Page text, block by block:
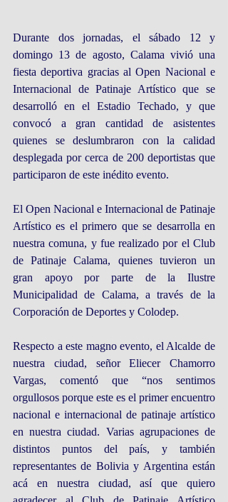
Durante dos jornadas, el sábado 12 y
domingo 13 de agosto, Calama vivió una
fiesta deportiva gracias al Open Nacional e
Internacional de Patinaje Artístico que se
desarrolló en el Estadio Techado, y que
convocó a gran cantidad de asistentes
quienes se deslumbraron con la calidad
desplegada por cerca de 200 deportistas que
participaron de este inédito evento.
El Open Nacional e Internacional de Patinaje
Artístico es el primero que se desarrolla en
nuestra comuna, y fue realizado por el Club
de Patinaje Calama, quienes tuvieron un
gran apoyo por parte de la Ilustre
Municipalidad de Calama, a través de la
Corporación de Deportes y Colodep.
Respecto a este magno evento, el Alcalde de
nuestra ciudad, señor Eliecer Chamorro
Vargas, comentó que “nos sentimos
orgullosos porque este es el primer encuentro
nacional e internacional de patinaje artístico
en nuestra ciudad. Varias agrupaciones de
distintos puntos del país, y también
representantes de Bolivia y Argentina están
acá en nuestra ciudad, así que quiero